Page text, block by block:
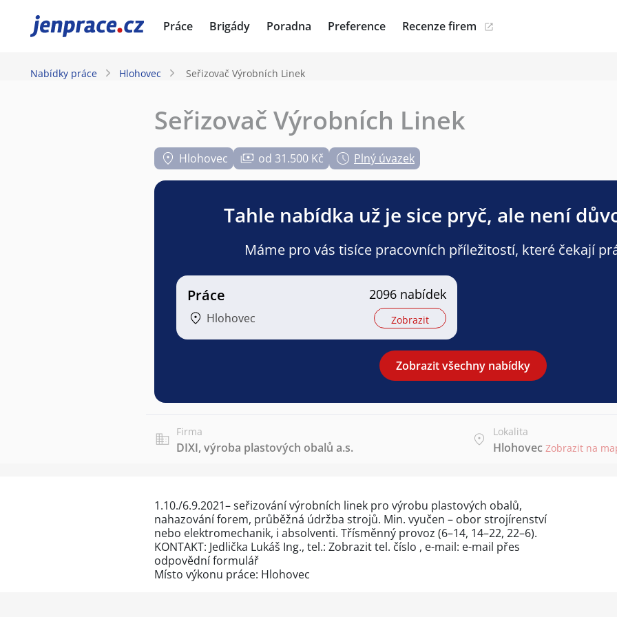
JenPráce.cz Práce Brigády Poradna Preference Recenze firem
Nabídky práce Hlohovec Seřizovač Výrobních Linek
Seřizovač Výrobních Linek
Hlohovec od 31.500 Kč Plný úvazek
Tahle nabídka už je sice pryč, ale není
Máme pro vás tisíce pracovních příležitostí, které čekají
Práce
Hlohovec
2096 nabídek
Zobrazit
Zobrazit všechny nabídky
Firma
DIXI, výroba plastových obalů a.s.
Lokalita
Hlohovec Zobrazit na
1.10./6.9.2021– seřizování výrobních linek pro výrobu plastových obalů,
nahazování forem, průběžná údržba strojů. Min. vyučen – obor strojírenství
nebo elektromechanik, i absolventi. Třísměnný provoz (6–14, 14–22, 22–6).
KONTAKT: Jedlička Lukáš Ing., tel.: Zobrazit tel. číslo , e-mail: e-mail přes
odpovědní formulář
Místo výkonu práce: Hlohovec